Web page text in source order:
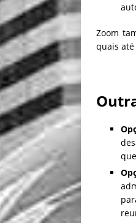
Zoom
quais